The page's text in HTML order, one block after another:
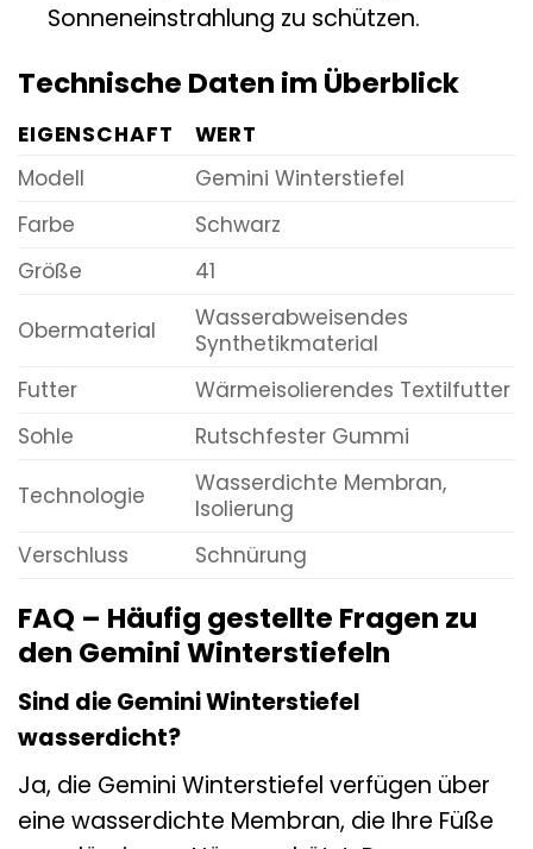
Sonneneinstrahlung zu schützen.
Technische Daten im Überblick
EIGENSCHAFT
WERT
Modell
Gemini Winterstiefel
Farbe
Schwarz
Größe
41
Obermaterial
Wasserabweisendes
Synthetikmaterial
Futter
Wärmeisolierendes Textilfutter
Sohle
Rutschfester Gummi
Technologie
Wasserdichte Membran,
Isolierung
Verschluss
Schnürung
FAQ – Häufig gestellte Fragen zu
den Gemini Winterstiefeln
Sind die Gemini Winterstiefel
wasserdicht?
Ja, die Gemini Winterstiefel verfügen über
eine wasserdichte Membran, die Ihre Füße